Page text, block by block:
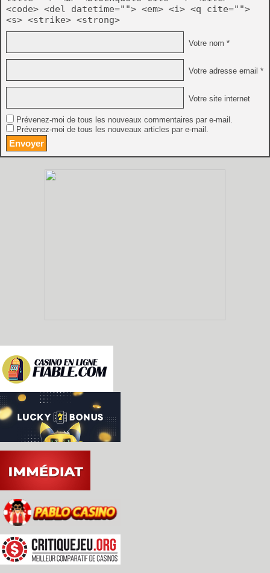
<code> <del datetime=""> <em> <i> <q cite="">
<s> <strike> <strong>
Votre nom *
Votre adresse email *
Votre site internet
Prévenez-moi de tous les nouveaux commentaires par e-mail.
Prévenez-moi de tous les nouveaux articles par e-mail.